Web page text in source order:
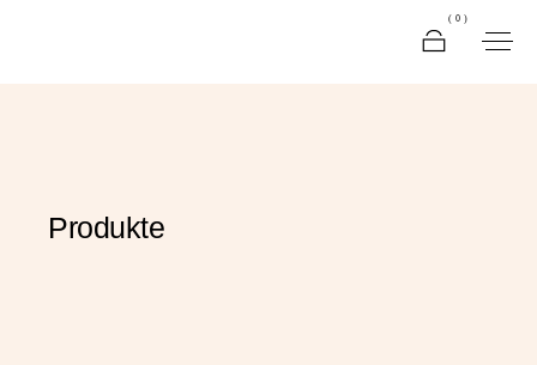
(0)
Produkte